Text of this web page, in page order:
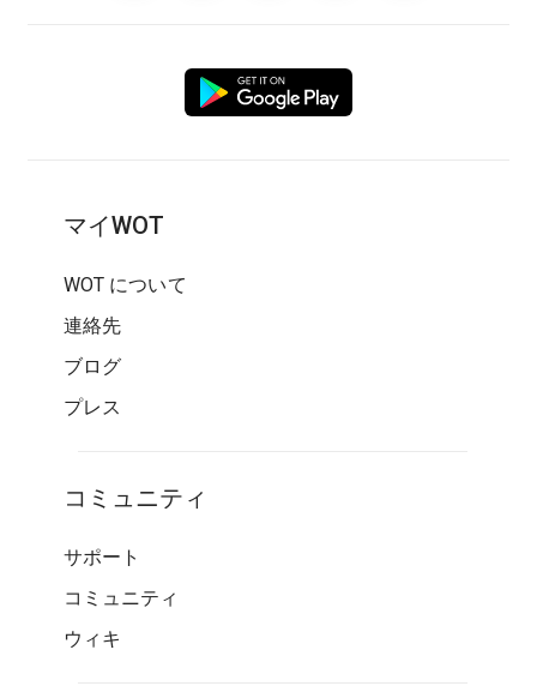
マイWOT
WOT について
連絡先
ブログ
プレス
コミュニティ
サポート
コミュニティ
ウィキ